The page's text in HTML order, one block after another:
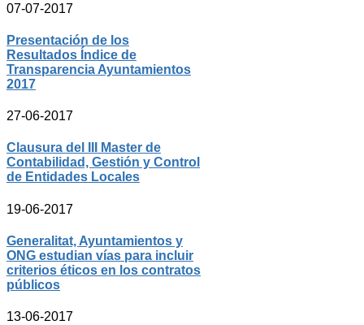
07-07-2017
Presentación de los
Resultados Índice de
Transparencia Ayuntamientos
2017
27-06-2017
Clausura del III Master de
Contabilidad, Gestión y Control
de Entidades Locales
19-06-2017
Generalitat, Ayuntamientos y
ONG estudian vías para incluir
criterios éticos en los contratos
públicos
13-06-2017